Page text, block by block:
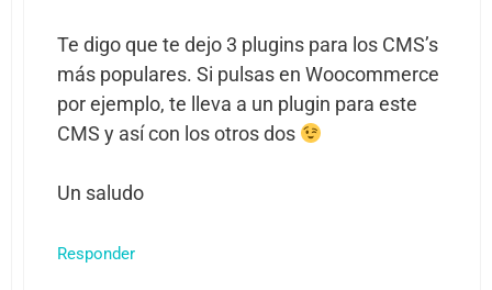
Te digo que te dejo 3 plugins para los CMS’s
más populares. Si pulsas en Woocommerce
por ejemplo, te lleva a un plugin para este
CMS y así con los otros dos
Un saludo
Responder